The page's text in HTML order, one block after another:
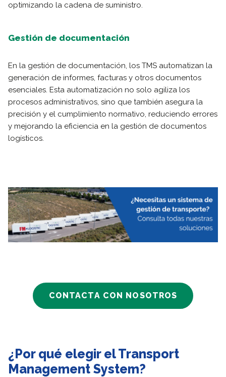
optimizando la cadena de suministro.
Gestión de documentación
En la gestión de documentación, los TMS automatizan la
generación de informes, facturas y otros documentos
esenciales. Esta automatización no solo agiliza los
procesos administrativos, sino que también asegura la
precisión y el cumplimiento normativo, reduciendo errores
y mejorando la eficiencia en la gestión de documentos
logísticos.
CONTACTA CON NOSOTROS
¿Por qué elegir el Transport
Management System?